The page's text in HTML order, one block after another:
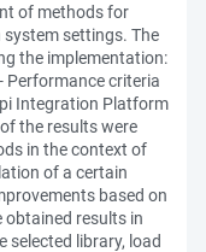
of methods for
system settings. The
the implementation:
Performance criteria
Integration Platform
the results were
in the context of
of a certain
based on
obtained results in
library, load